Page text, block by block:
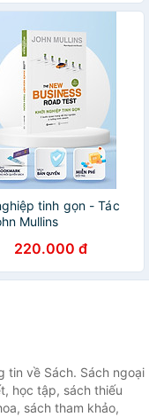
tinh gọn - Tác
Mullins
220.000 đ
tin về Sách. Sách ngoại
học tập, sách thiếu
sách tham khảo,